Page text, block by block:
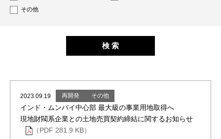
その他
2023.09.19 再開発 その他
インド・ムンバイ中心部 最大級の事業用地取得へ
現地財閥系企業との土地売買契約締結に関するお知らせ
（PDF 281.9 KB）